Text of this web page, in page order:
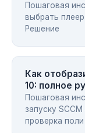
Пошаговая
выбрать
Решение
Как
10: полное
Пошаговая
запуску
проверка поли